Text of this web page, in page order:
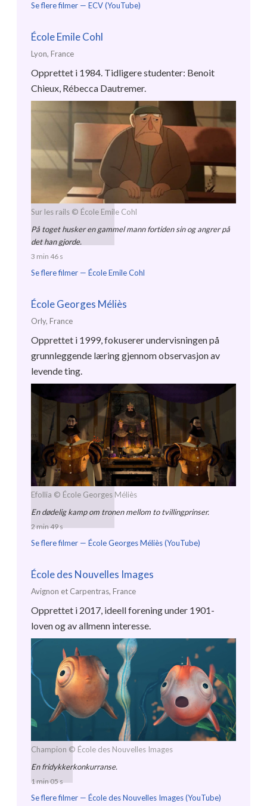
Se flere filmer — ECV (YouTube)
École Emile Cohl
Lyon, France
Opprettet i 1984. Tidligere studenter: Benoit
Chieux, Rébecca Dautremer.
Sur les rails © École Emile Cohl
På toget husker en gammel mann fortiden sin og angrer på
det han gjorde.
3 min 46 s
Se flere filmer — École Emile Cohl
École Georges Méliès
Orly, France
Opprettet i 1999, fokuserer undervisningen på
grunnleggende læring gjennom observasjon av
levende ting.
Efollia © École Georges Méliès
En dødelig kamp om tronen mellom to tvillingprinser.
2 min 49 s
Se flere filmer — École Georges Méliès (YouTube)
École des Nouvelles Images
Avignon et Carpentras, France
Opprettet i 2017, ideell forening under 1901-
loven og av allmenn interesse.
Champion © École des Nouvelles Images
En fridykkerkonkurranse.
1 min 05 s
Se flere filmer — École des Nouvelles Images (YouTube)